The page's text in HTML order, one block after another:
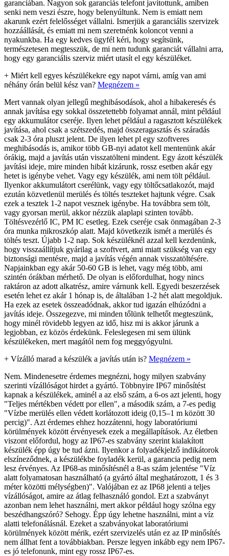
garanciában. Nagyon sok garanciás telefont javítottunk, amiben
senki nem veszi észre, hogy belenyúltunk. Nem is emiatt nem
akarunk ezért felelősséget vállalni. Ismerjük a garanciális szervizek
hozzáállását, és emiatt mi nem szeretnénk koloncot venni a
nyakunkba. Ha egy kedves ügyfél kéri, hogy segítsünk,
természetesen megtesszük, de mi nem tudunk garanciát vállalni arra,
hogy egy garanciális szerviz miért utasít el egy készüléket.
+ Miért kell egyes készülékekre egy napot várni, amíg van ami
néhány órán belül kész van? Megnézem »
Mert vannak olyan jellegű meghibásodások, ahol a hibakeresés és
annak javítása egy sokkal összetettebb folyamat annál, mint például
egy akkumulátor cseréje. Ilyen lehet például a ragasztott készülékek
javítása, ahol csak a szétszedés, majd összeragasztás és száradás
csak 2-3 óra pluszt jelent. De ilyen lehet pl egy szoftveres
meghibásodás is, amikor több GB-nyi adatot kell mentenünk akár
órákig, majd a javítás után visszatölteni mindent. Egy ázott készülék
javítási ideje, mire minden hibát kizárunk, rossz esetben akár egy
hetet is igénybe vehet. Vagy egy készülék, ami nem tölt például.
Ilyenkor akkumulátort cserélünk, vagy egy töltőcsatlakozót, majd
ezután közvetlenül merülés és töltés teszteket hajtunk végre. Csak
ezek a tesztek 1-2 napot vesznek igénybe. Ha továbbra sem tölt,
vagy gyorsan merül, akkor nézzük alaplapi szinten tovább.
Töltésvezérlő IC, PM IC esetleg. Ezek cseréje csak önmagában 2-3
óra munka mikroszkóp alatt. Majd következik ismét a merülés és
töltés teszt. Újabb 1-2 nap. Sok készüléknél azzal kell kezdenünk,
hogy visszaállítjuk gyárilag a szoftvert, ami miatt szükség van egy
biztonsági mentésre, majd a javítás végén annak visszatöltésére.
Napjainkban egy akár 50-60 GB is lehet, vagy még több, ami
szintén órákban mérhető. De olyan is előfordulhat, hogy nincs
raktáron az adott alkatrész, amire várnunk kell. Egyedi beszerzések
esetén lehet ez akár 1 hónap is, de általában 1-2 hét alatt megoldjuk.
Ha ezek az esetek összeadódnak, akkor tud igazán elhúzódni a
javítás ideje. Összegezve, mi minden tőlünk telhetőt megteszünk,
hogy minél rövidebb legyen az idő, hisz mi is akkor járunk a
legjobban, ez közös érdekünk. Feleslegesen mi sem ülünk
készülékeken, mert magától nem fog meggyógyulni.
+ Vízálló marad a készülék a javítás után is? Megnézem »
Nem. Mindenesetre érdemes megnézni, hogy milyen szabvány
szerinti vízállóságot hirdet a gyártó. Többnyire IP67 minősítést
kapnak a készülékek, aminél a az első szám, a 6-os azt jelenti, hogy
"Teljes mértékben védett por ellen", a második szám, a 7-es pedig
"Vízbe merülés ellen védett korlátozott ideig (0,15–1 m között 30
percig)". Azt érdemes ehhez hozzátenni, hogy laboratóriumi
körülmények között érvényesek ezek a megállapítások. Az életben
viszont előfordul, hogy az IP67-es szabvány szerint kialakított
készülék épp úgy be tud ázni. Ilyenkor a folyadékjelző indikátorok
elszíneződnek, a készülékbe foyladék kerül, a garancia pedig nem
lesz érvényes. Az IP68-as minősítésnél a 8-as szám jelentése "Víz
alatt folyamatosan használható (a gyártó által meghatározott, 1 és 3
méter közötti mélységben)". Valójában ez az IP68 jelenti a teljes
vízállóságot, amire az átlag felhasználó gondol. Ezt a szabványt
azonban nem lehet használni, mert akkor például hogy szólna egy
beszédhangszóró? Sehogy. Épp úgy lehetne használni, mint a víz
alatti telefonálásnál. Ezeket a szabványokat laboratóriumi
körülmények között mérik, ezért szervizelés után ez az IP minősítés
nem állhat fent a továbbiakban. Persze legyen inkább egy nem IP67-
es jó telefonunk, mint egy rossz IP67-es.